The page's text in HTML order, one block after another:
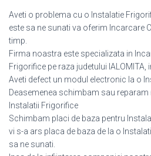
Aveti o problema cu o Instalatie
este sa ne sunati va oferim Incarcare
timp.
Firma noastra este specializata in
Frigorifice pe raza judetului IALOMITA,
Aveti defect un modul electronic la o
Deasemenea schimbam sau
Instalatii Frigorifice
Schimbam placi de baza pentru
vi s-a ars placa de baza de la o
sa ne sunati.